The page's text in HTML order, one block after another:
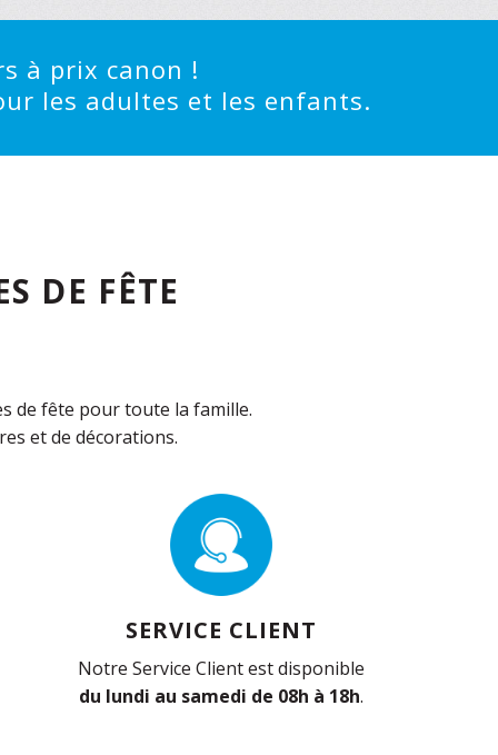
à prix canon !
les adultes et les enfants.
DE FÊTE
de fête pour toute la famille.
et de décorations.
SERVICE CLIENT
Notre Service Client est disponible
du lundi au samedi de 08h à 18h.